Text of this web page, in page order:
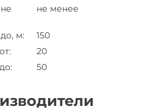
не менее
м:
150
:
20
: 50